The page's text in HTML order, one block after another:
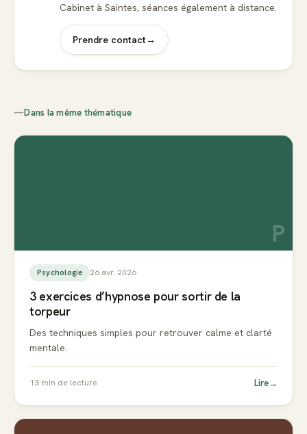
Cabinet à Saintes, séances également à distance.
Prendre contact→
—Dans la même thématique
P
Psychologie 26 avr. 2026
3 exercices d’hypnose pour sortir de la
torpeur
Des techniques simples pour retrouver calme et clarté
mentale.
13 min de lecture Lire→